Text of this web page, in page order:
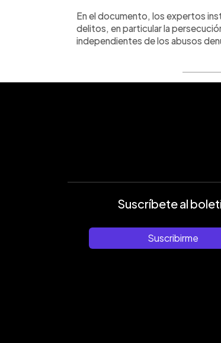
En el documento, los expertos
delitos, en particular la
independientes de los abusos
Suscríbete al
Suscribirme